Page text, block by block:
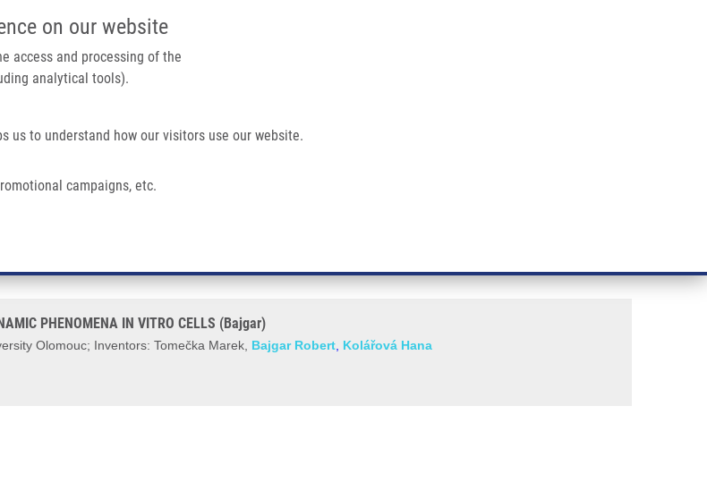
on our website
access and processing of the
analytical tools).
us to understand how our visitors use our website.
campaigns, etc.
IMTM PORTÁL
PHENOMENA IN VITRO CELLS (Bajgar)
TO INDUCE PHOTODYNAMIC PHENOMENA IN VITRO
PHENOMENA IN VITRO CELLS (Bajgar)
Olomouc; Inventors: Tomečka Marek, Bajgar Robert Kolářová Hana